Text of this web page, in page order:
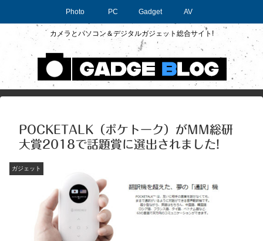
カメラとパソコン＆デジタルガジェット総合サイト!
Photo PC Gadget AV
POCKETALK（ポケトーク）がMM総研
大賞2018で話題賞に選出されました!
ガジェット